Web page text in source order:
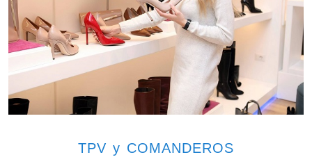
TPV y COMANDEROS